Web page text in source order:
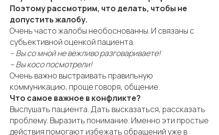
Поэтому рассмотрим, что делать, чтобы не
допустить жалобу.
Очень часто жалобы необоснованны. И связаны с
субъективной оценкой пациента.
– Вы со мной не вежливо разговариваете!
– Вы косо посмотрели!
Очень важно выстраивать правильную
коммуникацию, проще говоря, общение.
Что самое важное в конфликте?
Выслушать пациента. Дать высказаться, рассказать
проблему. Выразить понимание. Именно эти простые
действия помогают избежать обращений уже в